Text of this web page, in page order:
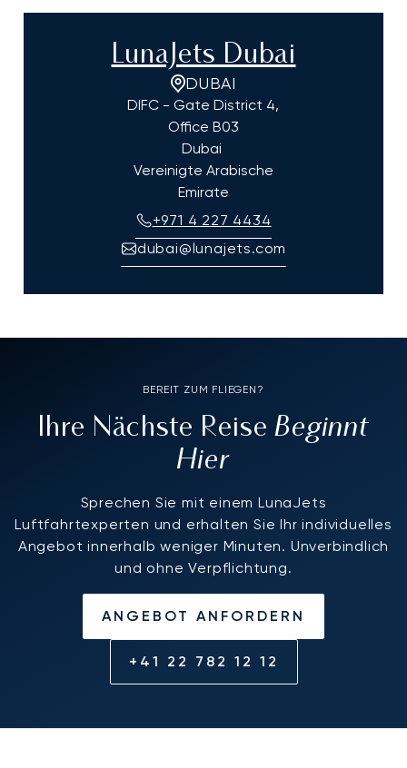
LunaJets Dubai
DUBAI
DIFC - Gate District 4,
Office B03
Dubai
Vereinigte Arabische
Emirate
+971 4 227 4434
dubai@lunajets.com
BEREIT ZUM FLIEGEN?
Ihre Nächste ReiseBeginnt
Hier
Sprechen Sie mit einem LunaJets
Luftfahrtexperten und erhalten Sie Ihr individuelles
Angebot innerhalb weniger Minuten. Unverbindlich
und ohne Verpflichtung.
ANGEBOT ANFORDERN
+41 22 782 12 12